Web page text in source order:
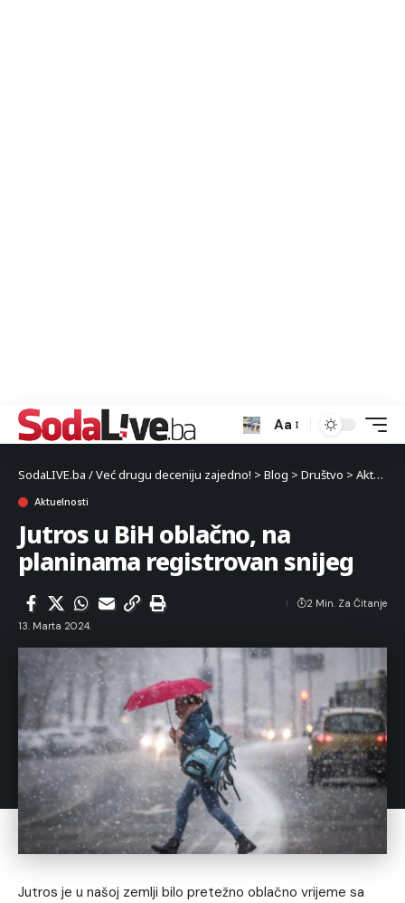
Aa
SodaLIVE.ba / Već drugu deceniju zajedno! > Blog > Društvo > Aktuelnosti
Aktuelnosti
Jutros u BiH oblačno, na
planinama registrovan snijeg
13. Marta 2024.
2 Min. Za Čitanje
Jutros je u našoj zemlji bilo pretežno oblačno vrijeme sa